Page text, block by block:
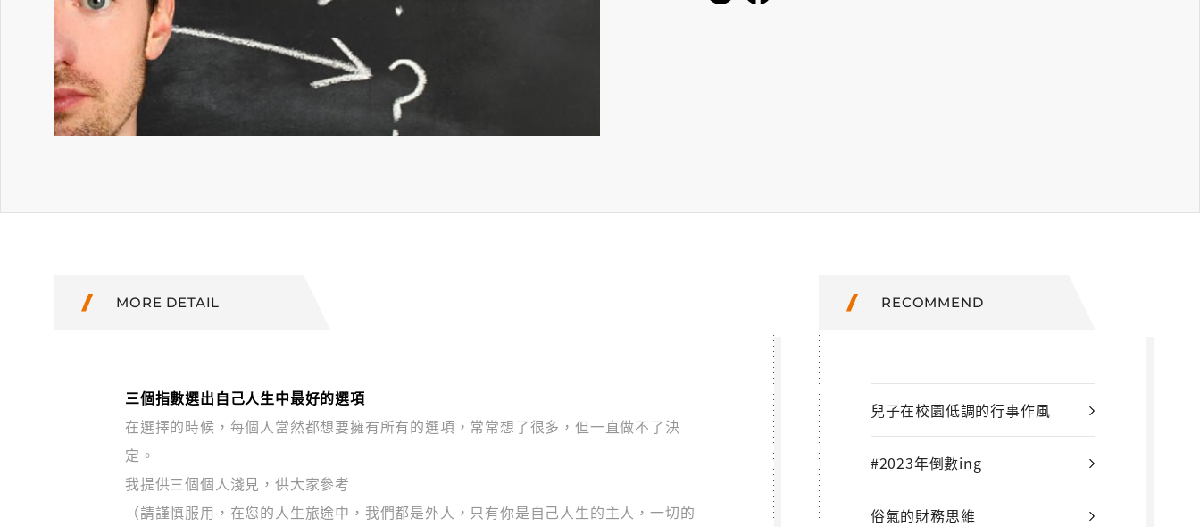
MORE DETAIL
三個指數選出自己人生中最好的選項
在選擇的時候，每個人當然都想要擁有所有的選項，常常想了很多，但一直做不了決
定。
我提供三個個人淺見，供大家參考
（請謹慎服用，在您的人生旅途中，我們都是外人，只有你是自己人生的主人，一切的
RECOMMEND
兒子在校園低調的行事作風
#2023年倒數ing
俗氣的財務思維